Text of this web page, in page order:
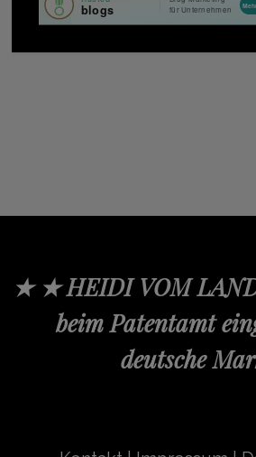
★ ★ HEIDI VOM
beim Patentamt
deutsche